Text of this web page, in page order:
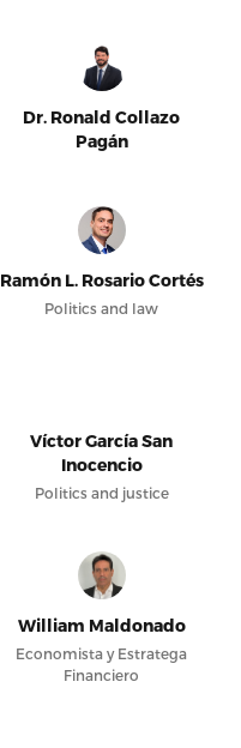
Dr. Ronald Collazo
Pagán
Ramón L. Rosario Cortés
Politics and law
Víctor García San
Inocencio
Politics and justice
William Maldonado
Economista y Estratega
Financiero